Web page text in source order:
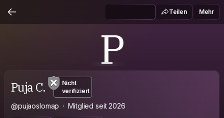
Teilen Mehr
P
Puja C.
Nicht
verifiziert
@pujaoslomap Mitglied seit 2026